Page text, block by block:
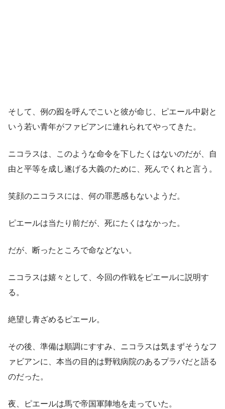
そして、例の囮を呼んでこいと彼が命じ、ピエール中尉と
いう若い青年がファビアンに連れられてやってきた。
ニコラスは、このような命令を下したくはないのだが、自
由と平等を成し遂げる大義のために、死んでくれと言う。
笑顔のニコラスには、何の罪悪感もないようだ。
ピエールは当たり前だが、死にたくはなかった。
だが、断ったところで命などない。
ニコラスは嬉々として、今回の作戦をピエールに説明す
る。
絶望し青ざめるピエール。
その後、準備は順調にすすみ、ニコラスは気まずそうなフ
ァビアンに、本当の目的は野戦病院のあるプラバだと語る
のだった。
夜、ピエールは馬で帝国軍陣地を走っていた。